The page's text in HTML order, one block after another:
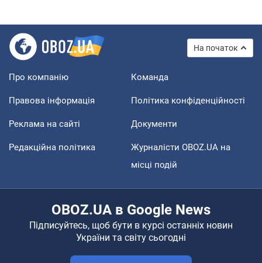
На початок
Про компанію Команда
Правова інформація Політика конфіденційності
Реклама на сайті Документи
Редакційна політика
Журналісти OBOZ.UA на
місці подій
OBOZ.UA в Google News
Підписуйтесь, щоб бути в курсі останніх новин
України та світу сьогодні